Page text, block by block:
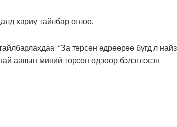
хариу тайлбар өглөө.
“За төрсөн өдрөөрөө бүгд л найз
аавын миний төрсөн өдрөөр бэлэглэсэн